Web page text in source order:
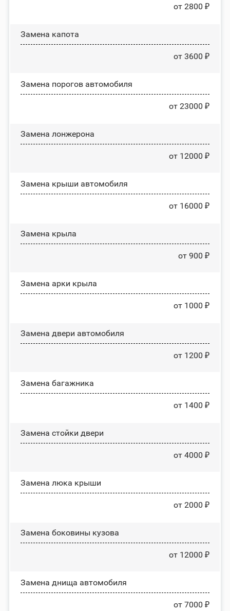
от 2800 ₽
Замена капота
от 3600 ₽
Замена порогов автомобиля
от 23000 ₽
Замена лонжерона
от 12000 ₽
Замена крыши автомобиля
от 16000 ₽
Замена крыла
от 900 ₽
Замена арки крыла
от 1000 ₽
Замена двери автомобиля
от 1200 ₽
Замена багажника
от 1400 ₽
Зaмeнa cтoйĸи двepи
от 4000 ₽
Зaмeнa люĸa ĸpыши
от 2000 ₽
Замена боковины кузова
от 12000 ₽
Замена днища автомобиля
от 7000 ₽